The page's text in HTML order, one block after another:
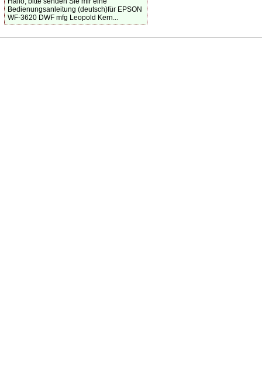
Bedienungsanleitung (deutsch)für EPSON
WF-3620 DWF mfg Leopold Kern...